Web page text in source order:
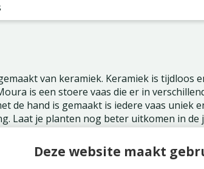
Deze website maakt
van keramiek. Keramiek is tijdloos
is een stoere vaas die er in
de hand is gemaakt is iedere vaas uniek
Laat je planten nog beter uitkomen in de
heeft een binnenmaat van 28,5 cm.